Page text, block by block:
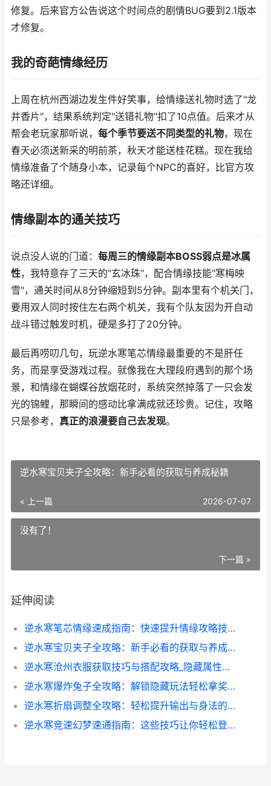
修复。后来官方公告说这个时间点的剧情BUG要到2.1版本
才修复。
我的奇葩情缘经历
上周在杭州西湖边发生件好笑事，给情缘送礼物时选了"龙
井香片"，结果系统判定"送错礼物"扣了10点值。后来才从
帮会老玩家那听说， 每个季节要送不同类型的礼物，现在
春天必须送新采的明前茶，秋天才能送桂花糕。现在我给
情缘准备了个随身小本，记录每个NPC的喜好，比官方攻
略还详细。
情缘副本的通关技巧
说点没人说的门道： 每周三的情缘副本BOSS弱点是冰属
性，我特意存了三天的"玄冰珠"，配合情缘技能"寒梅映
雪"，通关时间从8分钟缩短到5分钟。副本里有个机关门，
要用双人同时按住左右两个机关，我有个队友因为开自动
战斗错过触发时机，硬是多打了20分钟。
最后再唠叨几句，玩逆水寒笔芯情缘最重要的不是肝任
务，而是享受游戏过程。就像我在大理段府遇到的那个场
景，和情缘在蝴蝶谷放烟花时，系统突然掉落了一只会发
光的锦鲤，那瞬间的感动比拿满成就还珍贵。记住，攻略
只是参考， 真正的浪漫要自己去发现。
逆水寒宝贝夹子全攻略：新手必看的获取与养成秘籍
« 上一篇 2026-07-07
没有了！
下一篇 »
延伸阅读
逆水寒笔芯情缘速成指南：快速提升情缘攻略技巧
逆水寒宝贝夹子全攻略：新手必看的获取与养成秘籍
逆水寒沧州衣服获取技巧与搭配攻略_隐藏属性大揭秘_
逆水寒爆炸兔子全攻略：解锁隐藏玩法轻松拿奖励
逆水寒折扇调整全攻略：轻松提升输出与身法的技巧分享
逆水寒竞速幻梦速通指南：这些技巧让你轻松登顶排行榜